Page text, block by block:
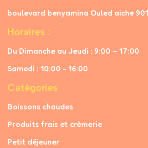
boulevard benyamina Ouled aiche
Horaires :
Du Dimanche au Jeudi : 9:00 – 17:00
Samedi : 10:00 - 16:00
Catégories
Boissons chaudes
Produits frais et crèmerie
Petit déjeuner